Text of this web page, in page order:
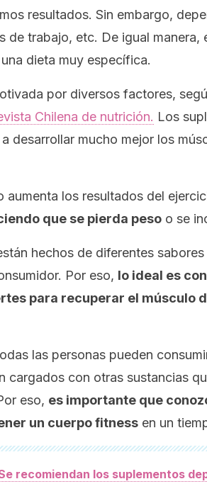
resultados. Sin embargo,
de trabajo, etc. De igual manera,
dieta muy específica.
por diversos factores,
Chilena de nutrición. Los
desarrollar mucho mejor los
aumenta los resultados del
que se pierda peso o se
hechos de diferentes
Por eso, lo ideal es
para recuperar el músculo
las personas pueden
cargados con otras sustancias
eso, es importante que
un cuerpofitness en un
recomiendan los suplementos